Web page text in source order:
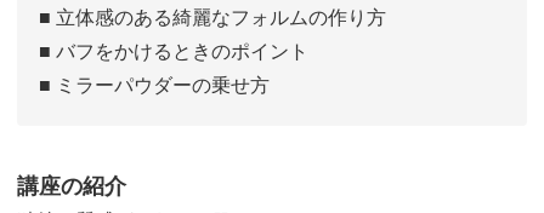
■ 立体感のある綺麗なフォルムの作り方
■ バフをかけるときのポイント
■ ミラーパウダーの乗せ方
講座の紹介